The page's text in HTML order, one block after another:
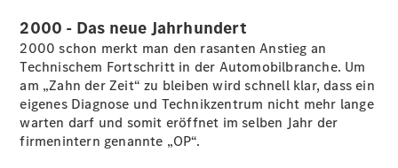
Online
Store
2000 - Das neue Jahrhundert
2000 schon merkt man den rasanten Anstieg an
Technischem Fortschritt in der Automobilbranche. Um
am „Zahn der Zeit“ zu bleiben wird schnell klar, dass ein
eigenes Diagnose und Technikzentrum nicht mehr lange
warten darf und somit eröffnet im selben Jahr der
firmenintern genannte „OP“.